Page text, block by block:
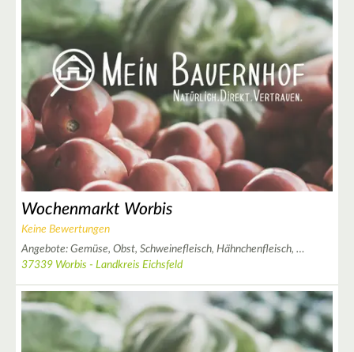
Wochenmarkt Worbis
Keine Bewertungen
Angebote: Gemüse, Obst, Schweinefleisch, Hähnchenfleisch, …
37339 Worbis - Landkreis Eichsfeld
2
3
2
6